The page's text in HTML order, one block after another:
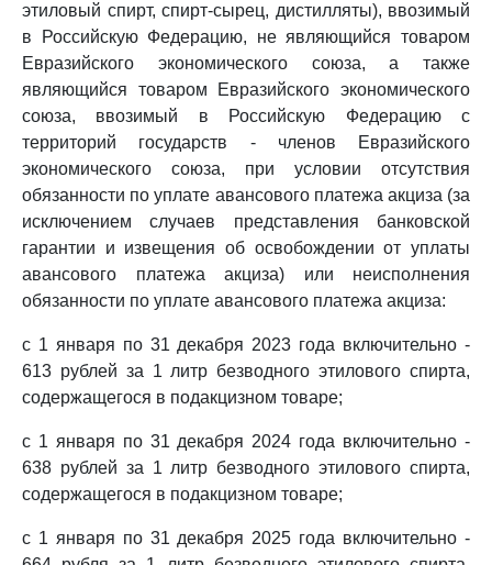
этиловый спирт, спирт-сырец, дистилляты), ввозимый
в Российскую Федерацию, не являющийся товаром
Евразийского экономического союза, а также
являющийся товаром Евразийского экономического
союза, ввозимый в Российскую Федерацию с
территорий государств - членов Евразийского
экономического союза, при условии отсутствия
обязанности по уплате авансового платежа акциза (за
исключением случаев представления банковской
гарантии и извещения об освобождении от уплаты
авансового платежа акциза) или неисполнения
обязанности по уплате авансового платежа акциза:
с 1 января по 31 декабря 2023 года включительно -
613 рублей за 1 литр безводного этилового спирта,
содержащегося в подакцизном товаре;
с 1 января по 31 декабря 2024 года включительно -
638 рублей за 1 литр безводного этилового спирта,
содержащегося в подакцизном товаре;
с 1 января по 31 декабря 2025 года включительно -